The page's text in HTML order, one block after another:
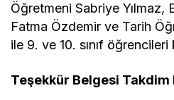
Öğretmeni Sabriye Yılmaz,
Fatma Özdemir ve Tarih
ile 9. ve 10. sınıf öğrencileri
Teşekkür Belgesi Takdim